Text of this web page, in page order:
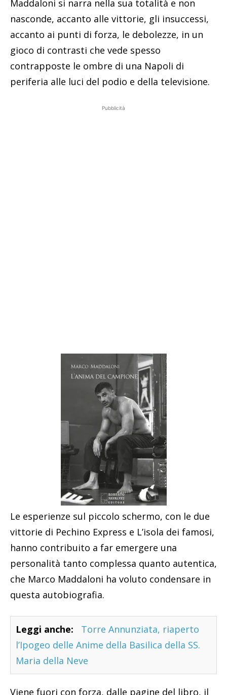
Maddaloni si narra nella sua totalità e non
nasconde, accanto alle vittorie, gli insuccessi,
accanto ai punti di forza, le debolezze, in un
gioco di contrasti che vede spesso
contrapposte le ombre di una Napoli di
periferia alle luci del podio e della televisione.
Pubblicità
Le esperienze sul piccolo schermo, con le due
vittorie di Pechino Express e L’isola dei famosi,
hanno contribuito a far emergere una
personalità tanto complessa quanto autentica,
che Marco Maddaloni ha voluto condensare in
questa autobiografia.
Leggi anche:
Torre Annunziata, riaperto
l’Ipogeo delle Anime della Basilica della SS.
Maria della Neve
Viene fuori con forza, dalle pagine del libro, il